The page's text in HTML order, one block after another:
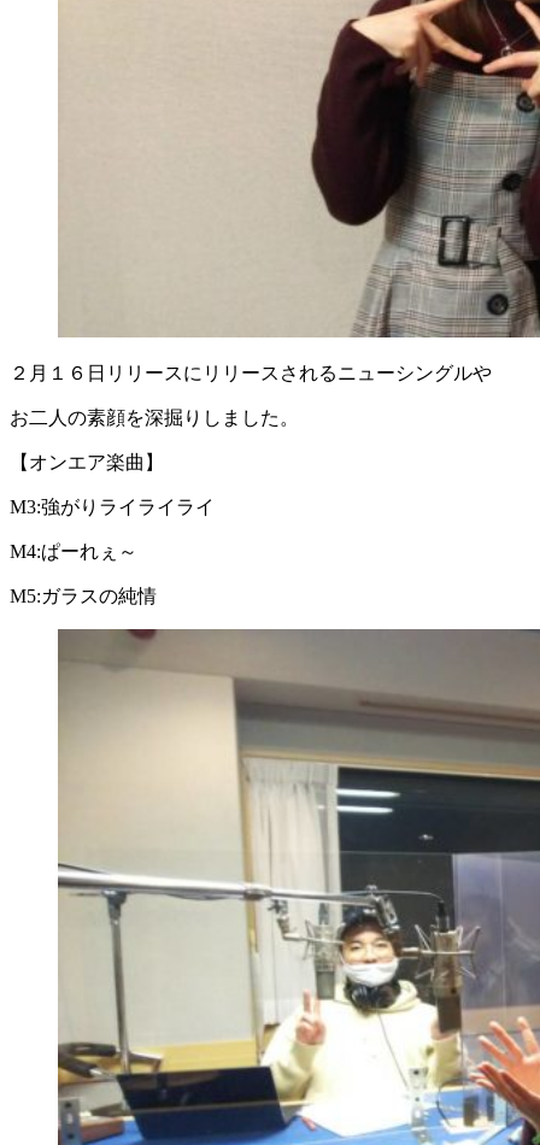
２月１６日リリースにリリースされるニューシングルや
お二人の素顔を深掘りしました。
【オンエア楽曲】
M3:強がりライライライ
M4:ぱーれぇ～
M5:ガラスの純情